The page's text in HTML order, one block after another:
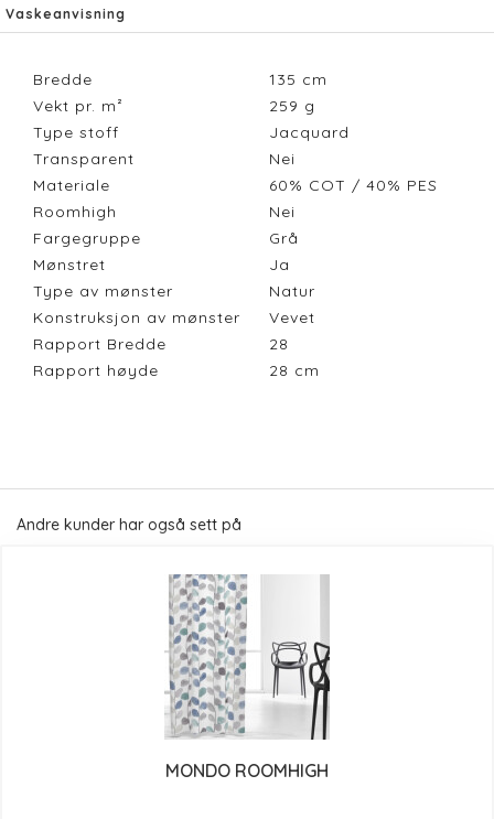
Vaskeanvisning
Bredde 135 cm
Vekt pr. m²
259 g
Type stoff
Jacquard
Transparent
Nei
Materiale
60% COT / 40% PES
Roomhigh
Nei
Fargegruppe
Grå
Mønstret
Ja
Type av mønster
Natur
Konstruksjon av mønster
Vevet
Rapport Bredde
28
Rapport høyde
28 cm
Andre kunder har også sett på
MONDO ROOMHIGH